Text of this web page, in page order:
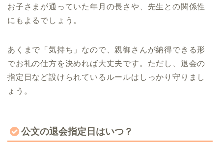
お子さまが通っていた年月の長さや、先生との関係性
にもよるでしょう。
あくまで「気持ち」なので、親御さんが納得できる形
でお礼の仕方を決めれば大丈夫です。ただし、退会の
指定日など設けられているルールはしっかり守りまし
ょう。
公文の退会指定日はいつ？